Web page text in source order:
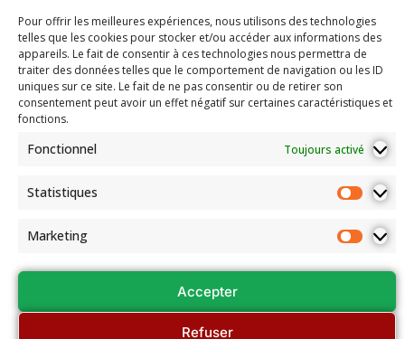
Pour offrir les meilleures expériences, nous utilisons des technologies
telles que les cookies pour stocker et/ou accéder aux informations des
appareils. Le fait de consentir à ces technologies nous permettra de
traiter des données telles que le comportement de navigation ou les ID
uniques sur ce site. Le fait de ne pas consentir ou de retirer son
consentement peut avoir un effet négatif sur certaines caractéristiques et
fonctions.
Fonctionnel Toujours activé
Statistiques
Marketing
Accepter
Refuser
Fédération
Française
de Bridge
du Comité
Jeunesse
Mentions
Légales
Les
de
Assemblées
et Conseils
régionaux
69260 Charbonnières-les-Bains
Email: secretariat.colybridge@gmail.com
Tél: 04 78 42 10 89